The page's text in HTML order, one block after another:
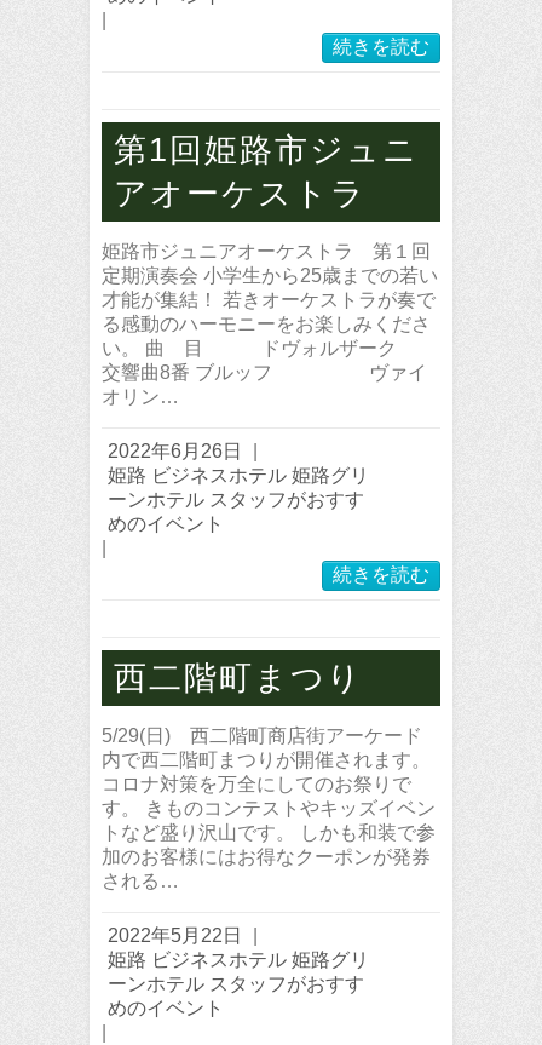
続きを読む
第1回姫路市ジュニ
アオーケストラ
姫路市ジュニアオーケストラ 第１回
定期演奏会 小学生から25歳までの若い
才能が集結！ 若きオーケストラが奏で
る感動のハーモニーをお楽しみくださ
い。 曲 目 ドヴォルザーク
交響曲8番 ブルッフ ヴァイ
オリン…
2022年6月26日
姫路 ビジネスホテル 姫路グリ
ーンホテル スタッフがおすす
めのイベント
続きを読む
西二階町まつり
5/29(日) 西二階町商店街アーケード
内で西二階町まつりが開催されます。
コロナ対策を万全にしてのお祭りで
す。 きものコンテストやキッズイベン
トなど盛り沢山です。 しかも和装で参
加のお客様にはお得なクーポンが発券
される…
2022年5月22日
姫路 ビジネスホテル 姫路グリ
ーンホテル スタッフがおすす
めのイベント